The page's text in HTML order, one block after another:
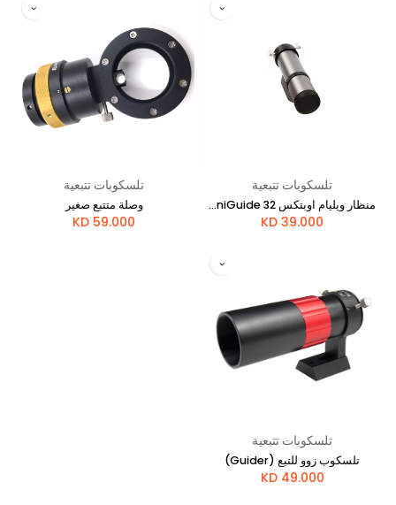
تلسكوبات تتبعية
منظار ويليام اوبتكس UniGuide 32 مم (رمادي)
39.000
تلسكوبات تتبعية
وصلة متتبع صغير
59.000
تلسكوبات تتبعية
تلسكوب زوو للتبع (Guider)
49.000
KD